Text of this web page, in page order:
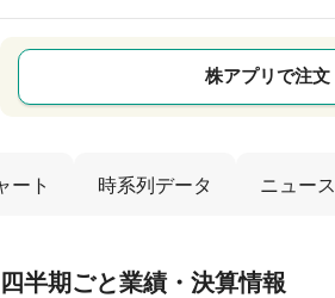
株アプリで注文
ート 時系列データ ニュース
四半期ごと業績・決算情報